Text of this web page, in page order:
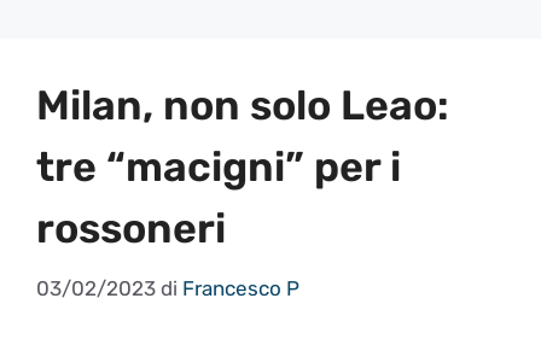
Milan, non solo Leao:
tre “macigni” per i
rossoneri
03/02/2023 di Francesco P